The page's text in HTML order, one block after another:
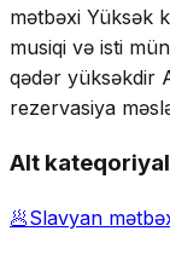
mətbəxi Yüksək
musiqi və isti
qədər yüksəkdir
rezervasiya
Alt
🥟Slavyan